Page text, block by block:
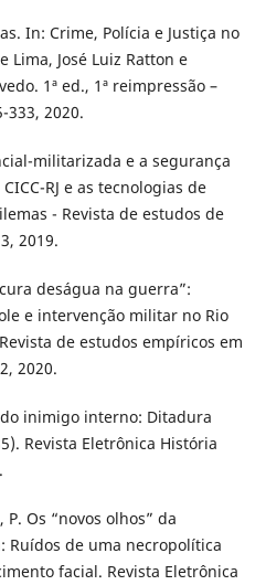
In: Crime, Polícia e Justiça no
Lima, José Luiz Ratton e
1ª ed., 1ª reimpressão –
333, 2020.
militarizada e a segurança
RJ e as tecnologias de
- Revista de estudos de
2019.
deságua na guerra”:
e intervenção militar no Rio
de estudos empíricos em
2020.
do inimigo interno: Ditadura
Revista Eletrônica História
P. Os “novos olhos” da
Ruídos de uma necropolítica
facial. Revista Eletrônica